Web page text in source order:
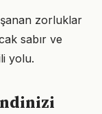
zorluklar
sabır ve
yolu.